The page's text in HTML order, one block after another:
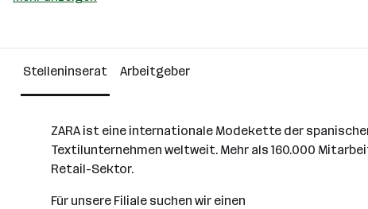
Über das Unternehmen
501+ Mitarbeiter*innen
Stelleninserat Arbeitgeber
ZARA ist eine internationale Modekette der
Textilunternehmen weltweit. Mehr als 160.000
Retail-Sektor.
Für unsere Filiale suchen wir einen